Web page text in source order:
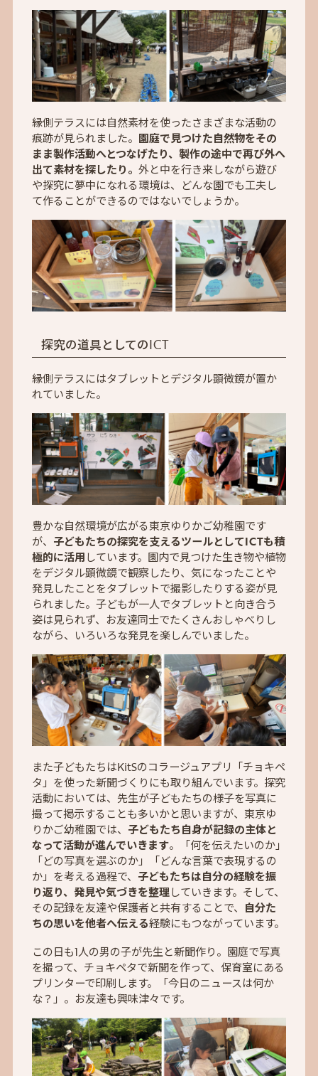
縁側テラスには自然素材を使ったさまざまな活動の
痕跡が見られました。 園庭で見つけた自然物をその
まま製作活動へとつなげたり、製作の途中で再び外へ
出て素材を探したり。 外と中を行き来しながら遊び
や探究に夢中になれる環境は、どんな園でも工夫し
て作ることができるのではないでしょうか。
探究の道具としてのICT
縁側テラスにはタブレットとデジタル顕微鏡が置か
れていました。
豊かな自然環境が広がる東京ゆりかご幼稚園です
が、 子どもたちの探究を支えるツールとしてICTも積
極的に活用しています。園内で見つけた生き物や植物
をデジタル顕微鏡で観察したり、気になったことや
発見したことをタブレットで撮影したりする姿が見
られました。子どもが一人でタブレットと向き合う
姿は見られず、お友達同士でたくさんおしゃべりし
ながら、いろいろな発見を楽しんでいました。
また子どもたちはKitSのコラージュアプリ「チョキペ
タ」を使った新聞づくりにも取り組んでいます。探究
活動においては、先生が子どもたちの様子を写真に
撮って掲示することも多いかと思いますが、東京ゆ
りかご幼稚園では、 子どもたち自身が記録の主体と
なって活動が進んでいきます。「何を伝えたいのか」
「どの写真を選ぶのか」「どんな言葉で表現するの
か」を考える過程で、 子どもたちは自分の経験を振
り返り、発見や気づきを整理していきます。そして、
その記録を友達や保護者と共有することで、 自分た
ちの思いを他者へ伝える経験にもつながっています。
この日も1人の男の子が先生と新聞作り。園庭で写真
を撮って、チョキペタで新聞を作って、保育室にある
プリンターで印刷します。「今日のニュースは何か
な？」。お友達も興味津々です。